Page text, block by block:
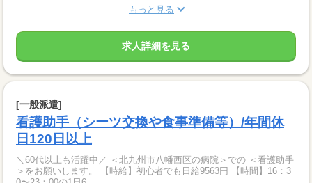
もっと見る
求人詳細を見る
[一般派遣]
看護助手（シーツ交換や食事準備等）/年間休
日120日以上
＼60代以上も活躍中／ ＜北九州市八幡西区の病院＞での ＜看護助手
＞をお願いします。 【時給】初心者でも日給9563円 【時間】16：3